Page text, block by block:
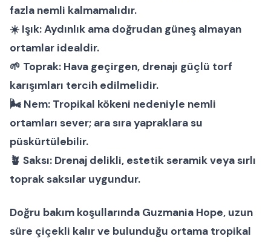
fazla nemli kalmamalıdır.
☀️ Işık:Aydınlık ama doğrudan güneş almayan
ortamlar idealdir.
🌱 Toprak: Hava geçirgen, drenajı güçlü torf
karışımları tercih edilmelidir.
🌬 Nem: Tropikal kökeni nedeniyle nemli
ortamları sever; ara sıra yapraklara su
püskürtülebilir.
🪴 Saksı: Drenaj delikli, estetik seramik veya sırlı
toprak saksılar uygundur.
Doğru bakım koşullarında Guzmania Hope, uzun
süre çiçekli kalır ve bulunduğu ortama tropikal